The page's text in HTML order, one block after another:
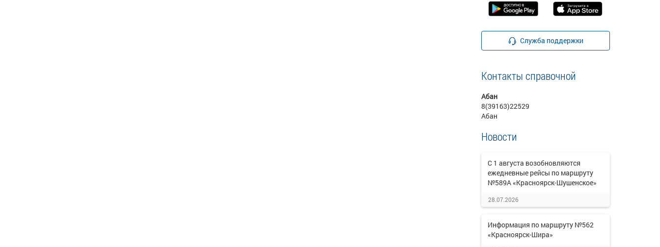
Служба поддержки
Контакты справочной
Абан
8(39163)22529
Абан
Новости
С 1 августа возобновляются
ежедневные рейсы по маршруту
№589А «Красноярск-Шушенское»
28.07.2026
Информация по маршруту №562
«Красноярск-Шира»